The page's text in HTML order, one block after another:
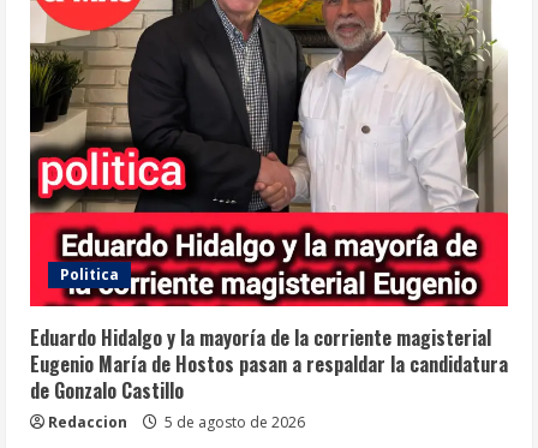
Politica
Eduardo Hidalgo y la mayoría de la corriente magisterial
Eugenio María de Hostos pasan a respaldar la candidatura
de Gonzalo Castillo
Redaccion 5 de agosto de 2026